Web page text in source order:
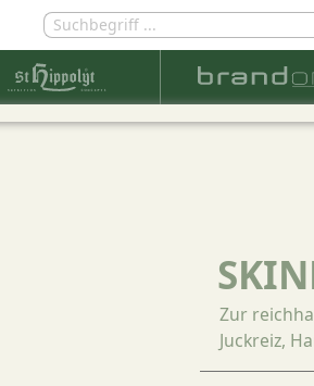
Zur
Juckreiz,